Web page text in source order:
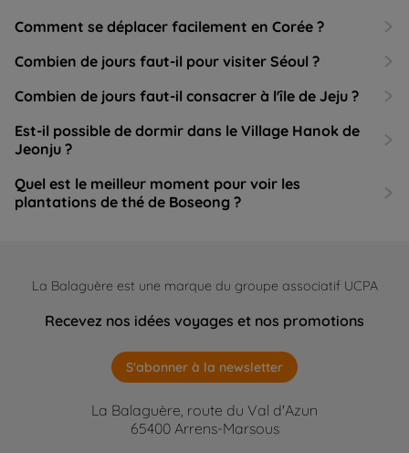
Comment se déplacer facilement en Corée ?
Combien de jours faut-il pour visiter Séoul ?
Combien de jours faut-il consacrer à l'île de Jeju ?
Est-il possible de dormir dans le Village Hanok de
Jeonju ?
Quel est le meilleur moment pour voir les
plantations de thé de Boseong ?
La Balaguère est une marque du groupe associatif UCPA
Recevez nos idées voyages et nos promotions
S'abonner à la newsletter
La Balaguère, route du Val d'Azun
65400 Arrens-Marsous